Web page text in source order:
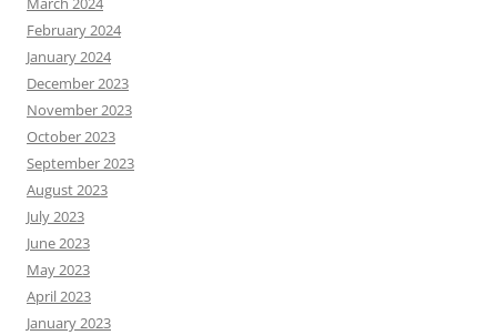
February 2024
January 2024
December 2023
November 2023
October 2023
September 2023
August 2023
July 2023
June 2023
May 2023
April 2023
January 2023